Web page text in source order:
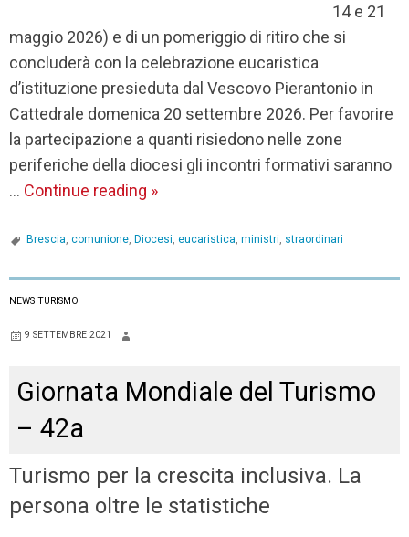
14 e 21
maggio 2026) e di un pomeriggio di ritiro che si
concluderà con la celebrazione eucaristica
d’istituzione presieduta dal Vescovo Pierantonio in
Cattedrale domenica 20 settembre 2026. Per favorire
la partecipazione a quanti risiedono nelle zone
periferiche della diocesi gli incontri formativi saranno
… Continue reading »
Brescia, comunione, Diocesi, eucaristica, ministri, straordinari
NEWS TURISMO
9 SETTEMBRE 2021
Giornata Mondiale del Turismo
– 42a
Turismo per la crescita inclusiva. La
persona oltre le statistiche